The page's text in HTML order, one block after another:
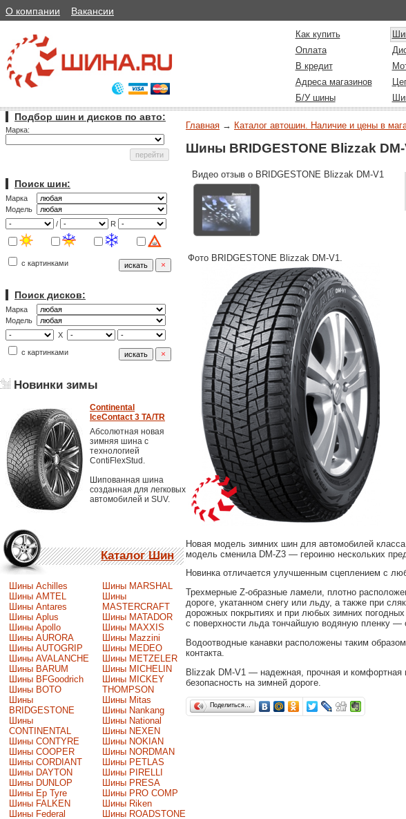
О компании Вакансии
Как купить
Оплата
В кредит
Адреса магазинов
Б/У шины
Подбор шин и дисков по авто:
Марка:
Поиск шин:
Марка
Модель
/
R
с картинками
Поиск дисков:
Марка
Модель
X
с картинками
Новинки зимы
Continental
IceContact 3 TA/TR
Абсолютная новая
зимняя шина с
технологией
ContiFlexStud.
Шипованная шина
созданная для легковых
автомобилей и SUV.
Каталог Шин
Шины Achilles
Шины AMTEL
Шины Antares
Шины Aplus
Шины Apollo
Шины AURORA
Шины AUTOGRIP
Шины AVALANCHE
Шины BARUM
Шины BFGoodrich
Шины BOTO
Шины
BRIDGESTONE
Шины
CONTINENTAL
Шины CONTYRE
Шины COOPER
Шины CORDIANT
Шины DAYTON
Шины DUNLOP
Шины Ep Tyre
Шины FALKEN
Шины Federal
Шины MARSHAL
Шины
MASTERCRAFT
Шины MATADOR
Шины MAXXIS
Шины Mazzini
Шины MEDEO
Шины METZELER
Шины MICHELIN
Шины MICKEY
THOMPSON
Шины Mitas
Шины Nankang
Шины National
Шины NEXEN
Шины NOKIAN
Шины NORDMAN
Шины PETLAS
Шины PIRELLI
Шины PRESA
Шины PRO COMP
Шины Riken
Шины ROADSTONE
Главная → Каталог автошин. Наличие и цены в
Шины BRIDGESTONE Blizzak DM-
Видео отзыв о BRIDGESTONE Blizzak DM-V1
Фото BRIDGESTONE Blizzak DM-V1.
Новая модель зимних шин для автомобилей
модель сменила DM-Z3 — героиню нескольких
Новинка отличается улучшенным сцеплением с
Трехмерные Z-образные ламели, плотно
дороге, укатанном снегу или льду, а также при
дорожных покрытиях и при любых зимних
с поверхности льда тончайшую водяную пленку —
Водоотводные канавки расположены таким
контакта.
Blizzak DM-V1 — надежная, прочная и комфортная
безопасность на зимней дороге.
Поделиться…